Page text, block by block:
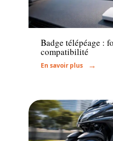
Badge télépéage :
compatibilité
En savoir plus